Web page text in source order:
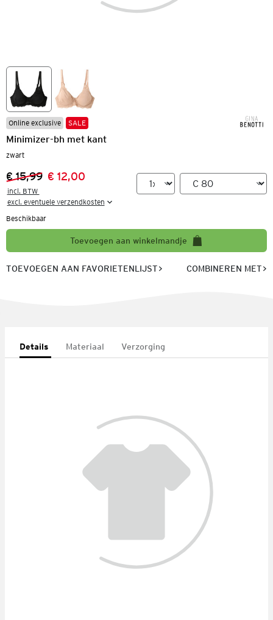
Online exclusive SALE
Minimizer-bh met kant
zwart
Vorige prijs:
€ 15,99
Nieuwe prijs:
€ 12,00
incl. BTW
excl. eventuele verzendkosten
Beschikbaar
Toevoegen aan winkelmandje
TOEVOEGEN AAN FAVORIETENLIJST COMBINEREN MET
Details Materiaal Verzorging